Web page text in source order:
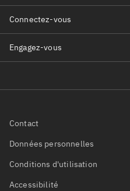
Contact
Données personnelles
Conditions d'utilisation
Accessibilité